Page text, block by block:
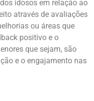
idosos em relação ao
através de avaliações
ou áreas que
positivo e o
que sejam, são
e o engajamento nas